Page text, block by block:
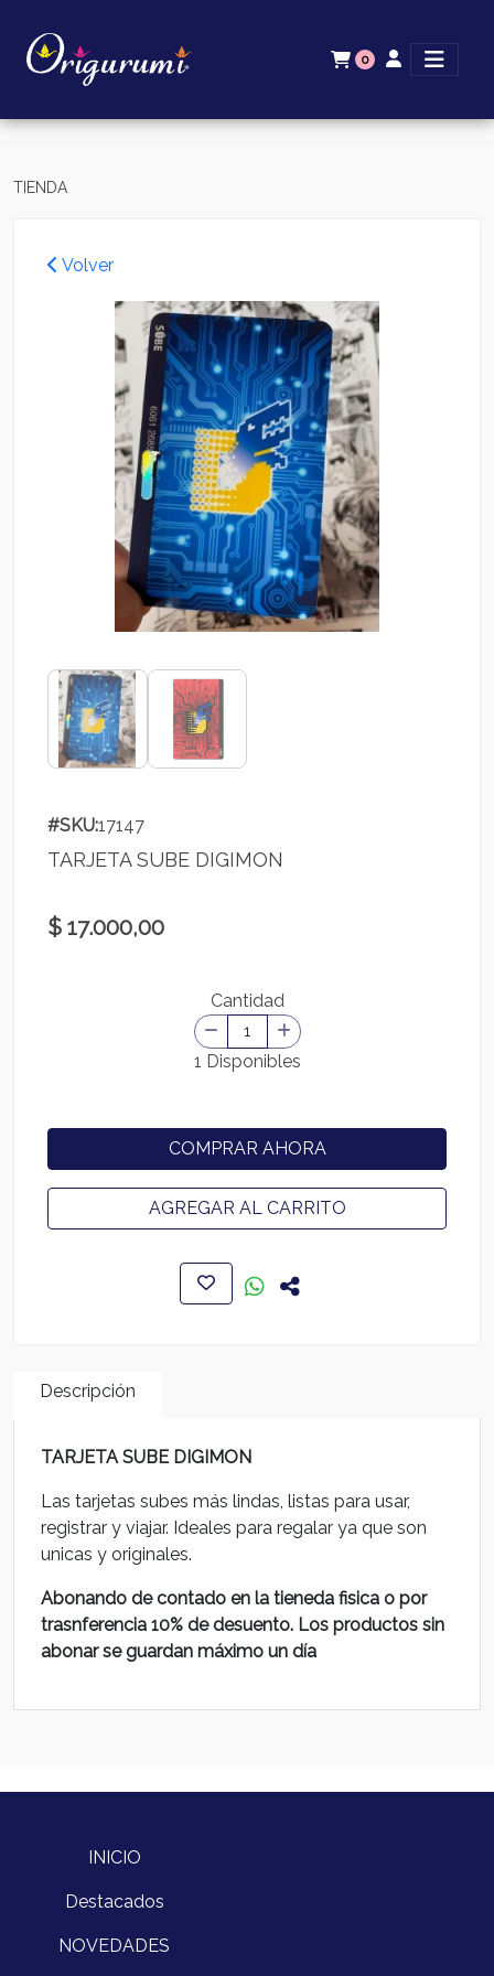
0
TIENDA
Volver
#SKU:17147
TARJETA SUBE DIGIMON
$ 17.000,00
Cantidad
1 Disponibles
COMPRAR AHORA
AGREGAR AL CARRITO
Descripción
TARJETA SUBE DIGIMON
Las tarjetas subes más lindas, listas para usar,
registrar y viajar. Ideales para regalar ya que son
unicas y originales.
Abonando de contado en la tieneda fisica o por
trasnferencia 10% de desuento. Los productos sin
abonar se guardan máximo un día
INICIO
Destacados
NOVEDADES